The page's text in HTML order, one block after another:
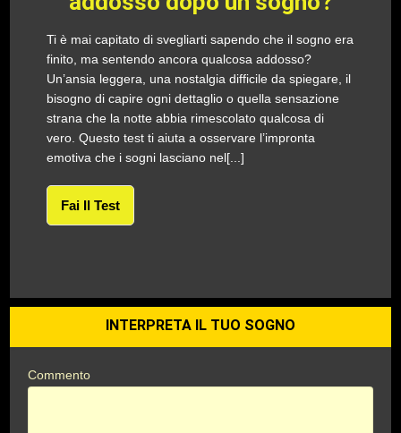
Ti è mai capitato di svegliarti sapendo che il sogno era
finito, ma sentendo ancora qualcosa addosso?
Un’ansia leggera, una nostalgia difficile da spiegare, il
bisogno di capire ogni dettaglio o quella sensazione
strana che la notte abbia rimescolato qualcosa di
vero. Questo test ti aiuta a osservare l’impronta
emotiva che i sogni lasciano nel[...]
Fai Il Test
INTERPRETA IL TUO SOGNO
Commento